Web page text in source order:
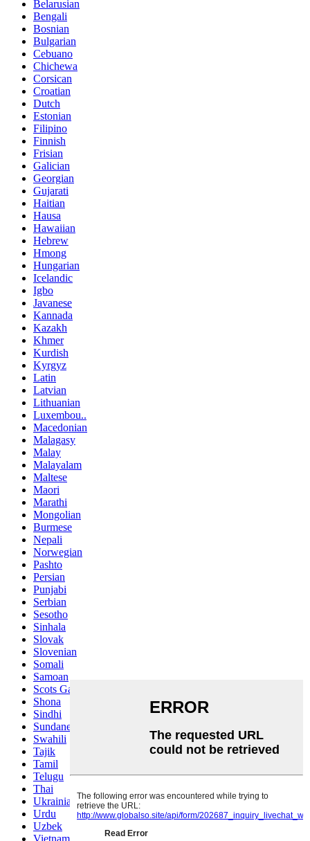
Belarusian
Bengali
Bosnian
Bulgarian
Cebuano
Chichewa
Corsican
Croatian
Dutch
Estonian
Filipino
Finnish
Frisian
Galician
Georgian
Gujarati
Haitian
Hausa
Hawaiian
Hebrew
Hmong
Hungarian
Icelandic
Igbo
Javanese
Kannada
Kazakh
Khmer
Kurdish
Kyrgyz
Latin
Latvian
Lithuanian
Luxembou..
Macedonian
Malagasy
Malay
Malayalam
Maltese
Maori
Marathi
Mongolian
Burmese
Nepali
Norwegian
Pashto
Persian
Punjabi
Serbian
Sesotho
Sinhala
Slovak
Slovenian
Somali
Samoan
Scots Gaelic
Shona
Sindhi
Sundanese
Swahili
Tajik
Tamil
Telugu
Thai
Ukrainian
Urdu
Uzbek
Vietnamese